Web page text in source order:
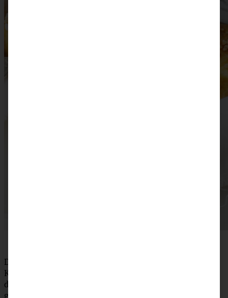
Das Mehl in eine große Rührschüssel oder die
Küchenmaschine geben. In die Mitte eine Vertiefung
drücken, da hinein die lauwarme Milch, Hefe und Zucker
geben. Ein wenig miteinander verrühren und den Vorteig